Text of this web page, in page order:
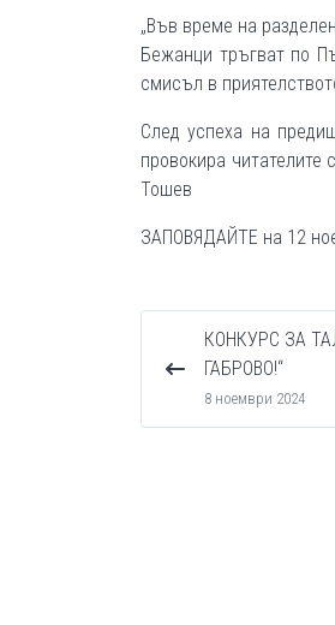
„Във време на
Бежанци тръгват по
смисъл в
След успеха на
провокира читателите
Тошев
ЗАПОВЯДАЙТЕ на 12
КОНКУРС ЗА
ГАБРОВО!“
8 ноември 2024